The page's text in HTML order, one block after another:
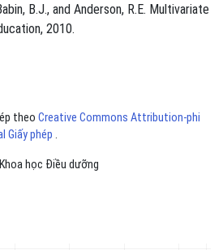
B.J., and Anderson, R.E. Multivariate
2010.
theo Creative Commons Attribution-phi
Giấy phép .
học Điều dưỡng